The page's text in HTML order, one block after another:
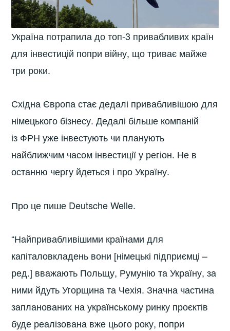
Україна потрапила до топ-3 привабливих країн
для інвестицій попри війну, що триває майже
три роки.
Східна Європа стає дедалі привабливішою для
німецького бізнесу. Дедалі більше компаній
із ФРН уже інвестують чи планують
найближчим часом інвестиції у регіон. Не в
останню чергу йдеться і про Україну.
Про це пише Deutsche Welle.
“Найпривабливішими країнами для
капіталовкладень вони [німецькі підприємці –
ред.] вважають Польщу, Румунію та Україну, за
ними йдуть Угорщина та Чехія. Значна частина
запланованих на українському ринку проєктів
буде реалізована вже цього року, попри